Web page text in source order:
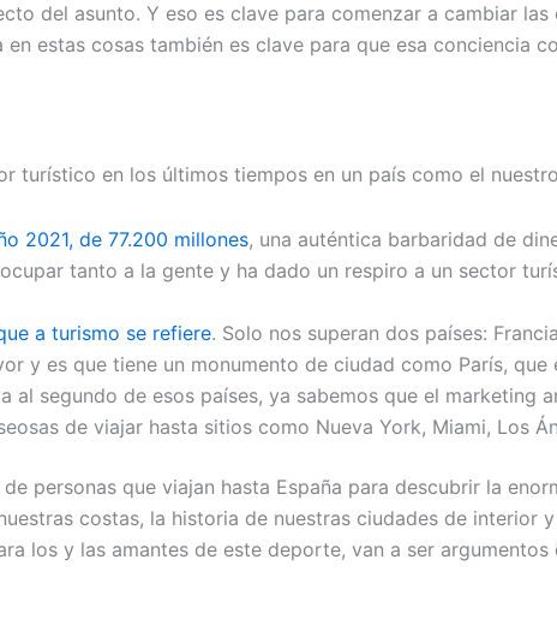
del asunto. Y eso es clave para comenzar a cambiar
estas cosas también es clave para que esa conciencia
turístico en los últimos tiempos en un país como el
2021, de 77.200 millones, una auténtica barbaridad de
tanto a la gente y ha dado un respiro a un sector
a turismo se refiere. Solo nos superan dos países:
y es que tiene un monumento de ciudad como París,
al segundo de esos países, ya sabemos que el marketing
de viajar hasta sitios como Nueva York, Miami, Los
personas que viajan hasta España para descubrir la
costas, la historia de nuestras ciudades de interior
los y las amantes de este deporte, van a ser